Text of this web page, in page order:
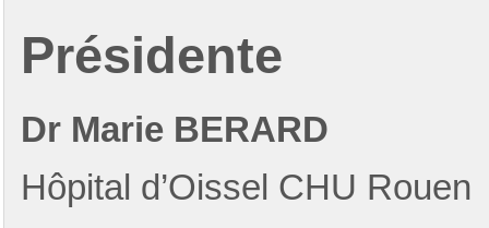
Présidente
Dr Marie BERARD
Hôpital d’Oissel CHU Rouen